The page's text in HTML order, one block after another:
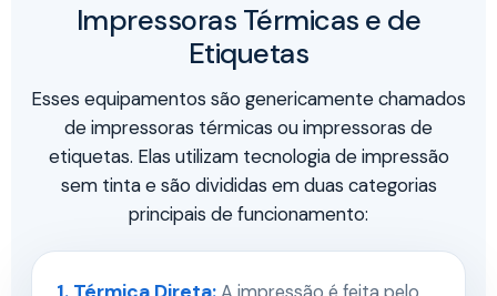
Impressoras Térmicas e de
Etiquetas
Esses equipamentos são genericamente chamados
de impressoras térmicas ou impressoras de
etiquetas. Elas utilizam tecnologia de impressão
sem tinta e são divididas em duas categorias
principais de funcionamento: